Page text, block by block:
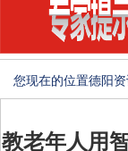
您现在的位置德阳资
教老年人用